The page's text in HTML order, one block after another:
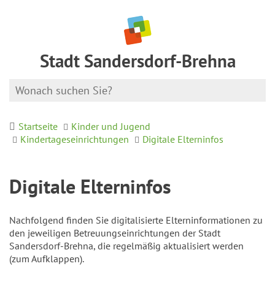
Stadt Sandersdorf-Brehna
Startseite
Kinder und Jugend
Kindertageseinrichtungen
Digitale Elterninfos
Digitale Elterninfos
Nachfolgend finden Sie digitalisierte Elterninformationen zu
den jeweiligen Betreuungseinrichtungen der Stadt
Sandersdorf-Brehna, die regelmäßig aktualisiert werden
(zum Aufklappen).